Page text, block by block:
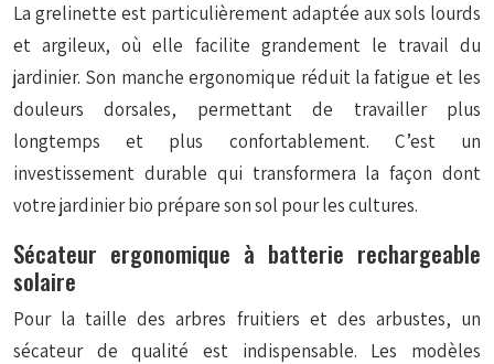
La grelinette est particulièrement adaptée aux sols lourds
et argileux, où elle facilite grandement le travail du
jardinier. Son manche ergonomique réduit la fatigue et les
douleurs dorsales, permettant de travailler plus
longtemps et plus confortablement. C’est un
investissement durable qui transformera la façon dont
votre jardinier bio prépare son sol pour les cultures.
Sécateur ergonomique à batterie rechargeable
solaire
Pour la taille des arbres fruitiers et des arbustes, un
sécateur de qualité est indispensable. Les modèles